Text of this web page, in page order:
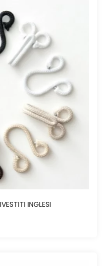
INGLESI